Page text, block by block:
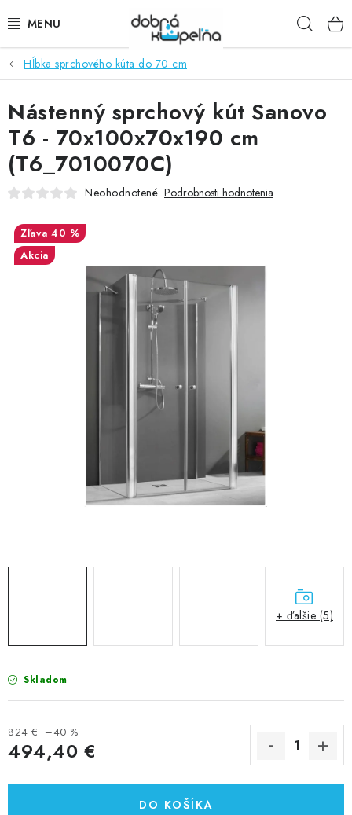
na
SPRCHOVÉ KÚTY
SPRCHOVÉ DVERE
BATÉRIE
VANE
KÚPEĽŇOVÝ NÁBYTOK
PRÍSLUŠENSTVO K SPRCHOVÝM KÚTOM A
Obchodné podmienky
Blog
Ochrana osobných údajov GDPR
Kontakty
Predajňa Nitra
Hĺbka sprchového kúta do 70 cm
Skladom
824 € –40 %
494,40 €
DO KOŠÍKA
Nástenný sprchový kút Sanovo
T6 - 70x100x70x190 cm
(T6_7010070C)
Neohodnotené Podrobnosti hodnotenia
40 %
Akcia
+ ďalšie (5)